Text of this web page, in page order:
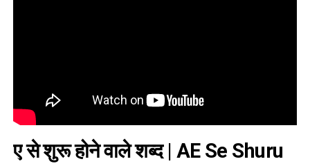
ए से शुरू होने वाले शब्द | AE Se Shuru